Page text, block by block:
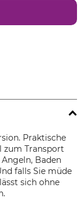
Praktische
zum Transport
Baden
falls Sie müde
sich ohne